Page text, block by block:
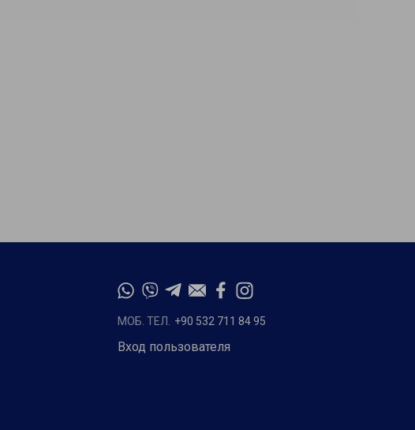
МОБ. ТЕЛ. +90 532 711 84 95
Вход пользователя